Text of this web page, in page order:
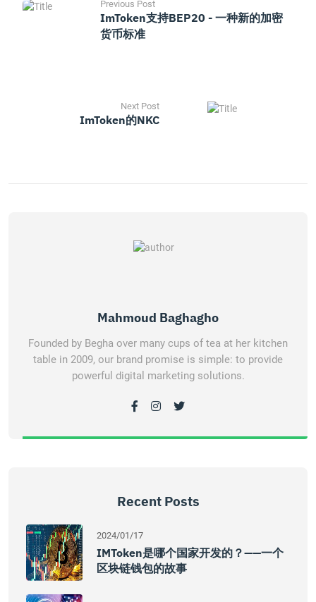
Previous Post
ImToken支持BEP20 - 一种新的加密
货币标准
Next Post
ImToken的NKC
Mahmoud Baghagho
Founded by Begha over many cups of tea at her kitchen
table in 2009, our brand promise is simple: to provide
powerful digital marketing solutions.
Recent Posts
2024/01/17
IMToken是哪个国家开发的？——一个
区块链钱包的故事